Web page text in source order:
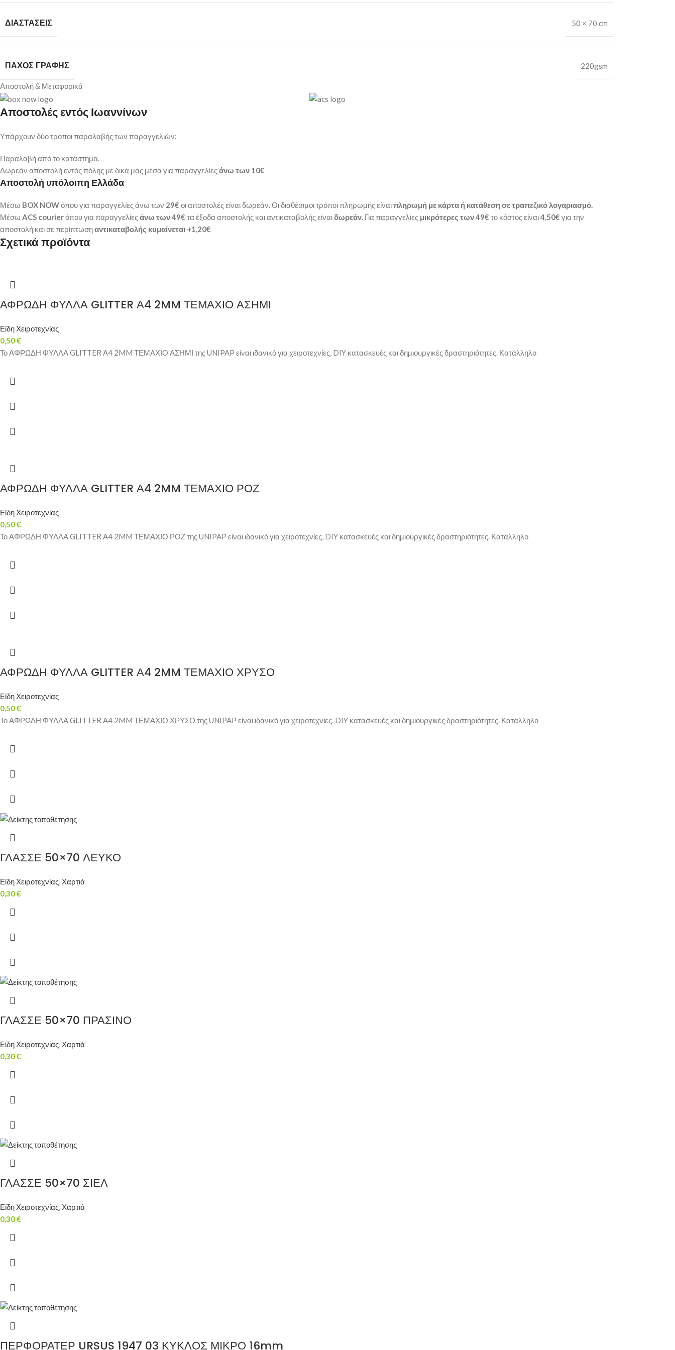
ΔΙΑΣΤΆΣΕΙΣ 50 × 70 cm
ΠΆΧΟΣ ΓΡΑΦΉΣ 220gsm
Αποστολή & Μεταφορικά
Αποστολές εντός Ιωαννίνων
Υπάρχουν δύο τρόποι παραλαβής των παραγγελιών:
Παραλαβή από το κατάστημα.
Δωρεάν αποστολή εντός πόλης με δικά μας μέσα για παραγγελίεςάνω των 10€
Αποστολή υπόλοιπη Ελλάδα
Μέσω BOX NOWόπου για παραγγελίες άνω των 29€ οι αποστολές είναι δωρεάν. Οι διαθέσιμοι τρόποι πληρωμής είναιπληρωμή με κάρτα ή κατάθεση σε τραπεζικό λογαριασμό.
Μέσω ACS courierόπου για παραγγελίεςάνω των 49€ τα έξοδα αποστολής και αντικαταβολής είναιδωρεάν. Για παραγγελίες μικρότερες των 49€ το κόστος είναι4,50€ για την
αποστολή και σε περίπτωσηαντικαταβολής κυμαίνεται +1,20€
Σχετικά προϊόντα
ΑΦΡΩΔΗ ΦΥΛΛΑ GLITTER Α4 2MM ΤΕΜΑΧΙΟ ΑΣΗΜΙ
Είδη Χειροτεχνίας
0,50€
Το ΑΦΡΩΔΗ ΦΥΛΛΑ GLITTER Α4 2MM ΤΕΜΑΧΙΟ ΑΣΗΜΙ της UNIPAP είναι ιδανικό για χειροτεχνίες, DIY κατασκευές και δημιουργικές δραστηριότητες. Κατάλληλο
ΑΦΡΩΔΗ ΦΥΛΛΑ GLITTER Α4 2MM ΤΕΜΑΧΙΟ ΡΟΖ
Είδη Χειροτεχνίας
0,50€
Το ΑΦΡΩΔΗ ΦΥΛΛΑ GLITTER Α4 2MM ΤΕΜΑΧΙΟ ΡΟΖ της UNIPAP είναι ιδανικό για χειροτεχνίες, DIY κατασκευές και δημιουργικές δραστηριότητες. Κατάλληλο
ΑΦΡΩΔΗ ΦΥΛΛΑ GLITTER Α4 2MM ΤΕΜΑΧΙΟ ΧΡΥΣΟ
Είδη Χειροτεχνίας
0,50€
Το ΑΦΡΩΔΗ ΦΥΛΛΑ GLITTER Α4 2MM ΤΕΜΑΧΙΟ ΧΡΥΣΟ της UNIPAP είναι ιδανικό για χειροτεχνίες, DIY κατασκευές και δημιουργικές δραστηριότητες. Κατάλληλο
ΓΛΑΣΣΕ 50×70 ΛΕΥΚΟ
Είδη Χειροτεχνίας, Χαρτιά
0,30€
ΓΛΑΣΣΕ 50×70 ΠΡΑΣΙΝΟ
Είδη Χειροτεχνίας, Χαρτιά
0,30€
ΓΛΑΣΣΕ 50×70 ΣΙΕΛ
Είδη Χειροτεχνίας, Χαρτιά
0,30€
ΠΕΡΦΟΡΑΤΕΡ URSUS 1947 03 ΚΥΚΛΟΣ ΜΙΚΡΟ 16mm